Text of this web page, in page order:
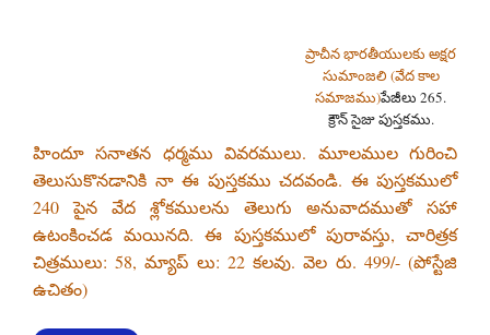
ప్రాచీన భారతీయులకు అక్షర
సుమాంజలి (వేద కాల
సమాజము)పేజీలు 265.
క్రౌన్ సైజు పుస్తకము.
హిందూ సనాతన ధర్మము వివరములు. మూలముల గురించి
తెలుసుకొనడానికి నా ఈ పుస్తకము చదవండి. ఈ పుస్తకములో
240 పైన వేద శ్లోకములను తెలుగు అనువాదముతో సహా
ఉటంకించడ మయినది. ఈ పుస్తకములో పురావస్తు, చారిత్రక
చిత్రములు: 58, మ్యాప్ లు: 22 కలవు. వెల రు. 499/- (పోస్టేజి
ఉచితం)